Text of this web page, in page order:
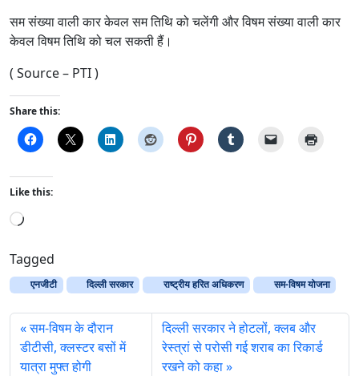
सम संख्या वाली कार केवल सम तिथि को चलेंगी और विषम संख्या वाली कार
केवल विषम तिथि को चल सकती हैं।
( Source – PTI )
Share this:
Like this:
L
a
d
i
n
g
…
Tagged
एनजीटी दिल्ली सरकार राष्ट्रीय हरित अधिकरण सम-विषम योजना
सम-विषम के दौरान
डीटीसी, क्लस्टर बसों में
यात्रा मुफ्त होगी
दिल्ली सरकार ने होटलों, क्लब और
रेस्त्रां से परोसी गई शराब का रिकार्ड
रखने को कहा